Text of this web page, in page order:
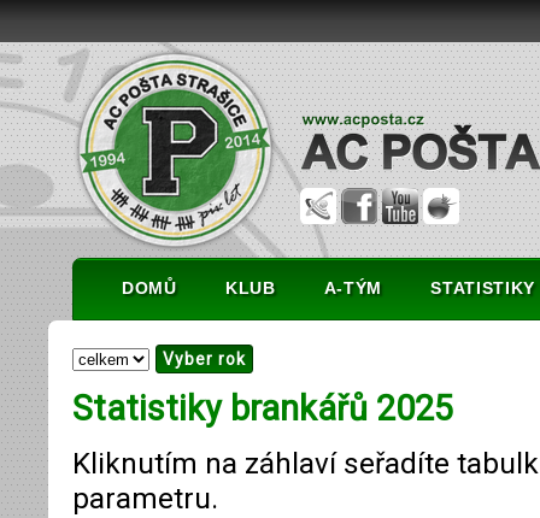
DOMŮ KLUB A-TÝM STATISTIKY
Statistiky brankářů 2025
Kliknutím na záhlaví seřadíte
parametru.